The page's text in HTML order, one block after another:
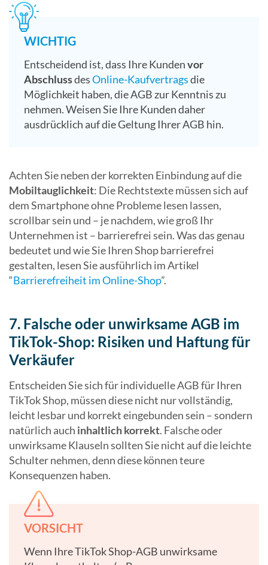
WICHTIG
Entscheidend ist, dass Ihre Kundenvor
AbschlussdesOnline-Kaufvertragsdie
Möglichkeit haben, die AGB zur Kenntnis zu
nehmen. Weisen Sie Ihre Kunden daher
ausdrücklich auf die Geltung Ihrer AGB hin.
Achten Sie neben der korrekten Einbindung auf die
Mobiltauglichkeit: Die Rechtstexte müssen sich auf
dem Smartphone ohne Probleme lesen lassen,
scrollbar sein und – je nachdem, wie groß Ihr
Unternehmen ist – barrierefrei sein. Was das genau
bedeutet und wie Sie Ihren Shop barrierefrei
gestalten, lesen Sie ausführlich im Artikel
“Barrierefreiheit im Online-Shop”.
7. Falsche oder unwirksame AGB im
TikTok-Shop: Risiken und Haftung für
Verkäufer
Entscheiden Sie sich für individuelle AGB für Ihren
TikTok Shop, müssen diese nicht nur vollständig,
leicht lesbar und korrekt eingebunden sein – sondern
natürlich auch inhaltlich korrekt. Falsche oder
unwirksame Klauseln sollten Sie nicht auf die leichte
Schulter nehmen, denn diese können teure
Konsequenzen haben.
VORSICHT
Wenn Ihre TikTok Shop-AGB unwirksame